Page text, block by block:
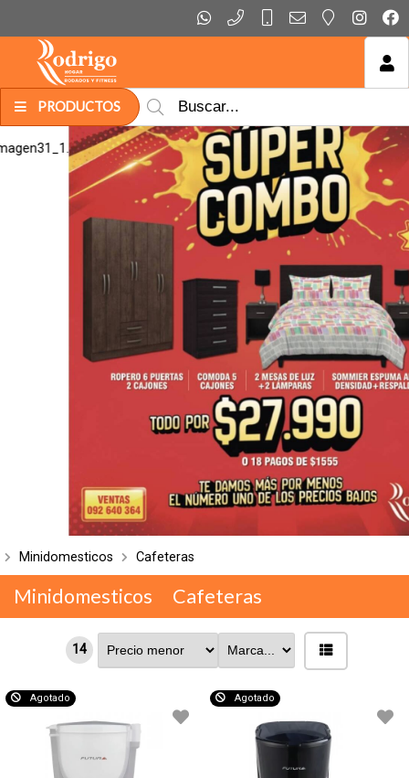
PRODUCTOS
MI COMPRA
Minidomesticos Cafeteras
Minidomesticos Cafeteras
14
Agotado Agotado